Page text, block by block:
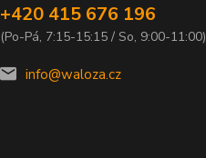
+420 415 676 196
(Po-Pá, 7:15-15:15 / So, 9:00-11:00)
info@waloza.cz